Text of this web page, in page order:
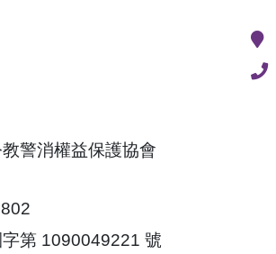
警消權益保護協會
第 1090049221 號